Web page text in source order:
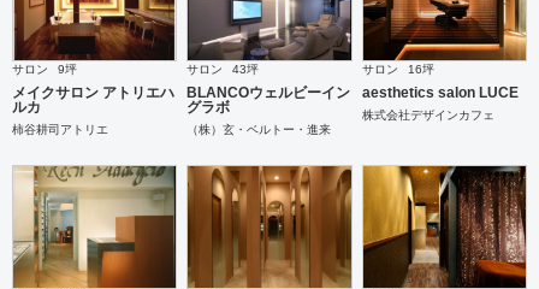
サロン 9坪
メイクサロン アトリエハ
ルカ
柿谷耕司アトリエ
サロン 43坪
BLANCOウェルビーイン
グラボ
（株）玄・ベルトー・進来
サロン 16坪
aesthetics salon LUCE
株式会社デザインカフェ